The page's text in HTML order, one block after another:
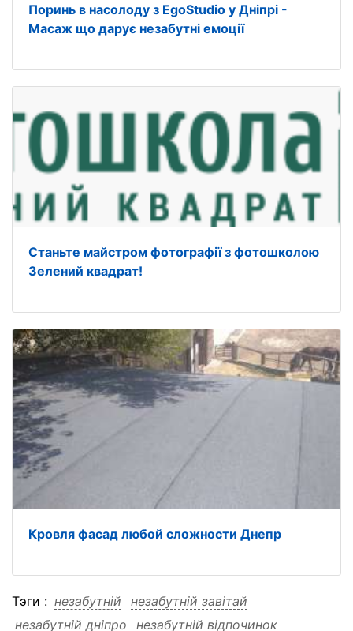
Поринь в насолоду з EgoStudio у Дніпрі -
Масаж що дарує незабутні емоції
Станьте майстром фотографії з фотошколою
Зелений квадрат!
Кровля фасад любой сложности Днепр
Тэги : незабутній
незабутній завітай
незабутній дніпро
незабутній відпочинок